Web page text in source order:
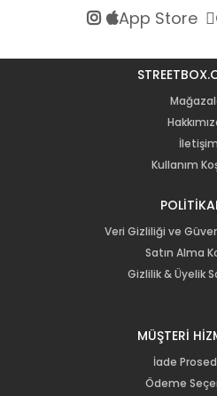
App Store
İletişim
Kullanım
Veri Gizliliği ve
Satın Alma
Gizlilik & Üyelik
MÜŞTERİ
İade
Ödeme